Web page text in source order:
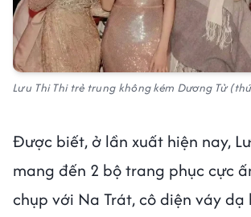
Lưu Thi Thi trẻ trung không kém Dương Tử
Được biết, ở lần xuất hiện nay,
mang đến 2 bộ trang phục cực
chụp với Na Trát, cô diện váy dạ